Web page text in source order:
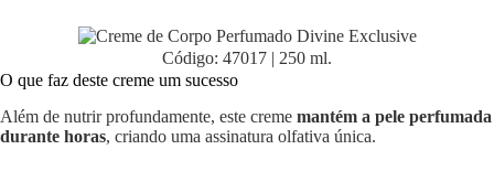
Código: 47017 | 250 ml.
O que faz deste creme um sucesso
Além de nutrir profundamente, este creme mantém a pele perfumada
durante horas, criando uma assinatura olfativa única.